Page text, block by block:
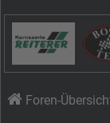
Foren-